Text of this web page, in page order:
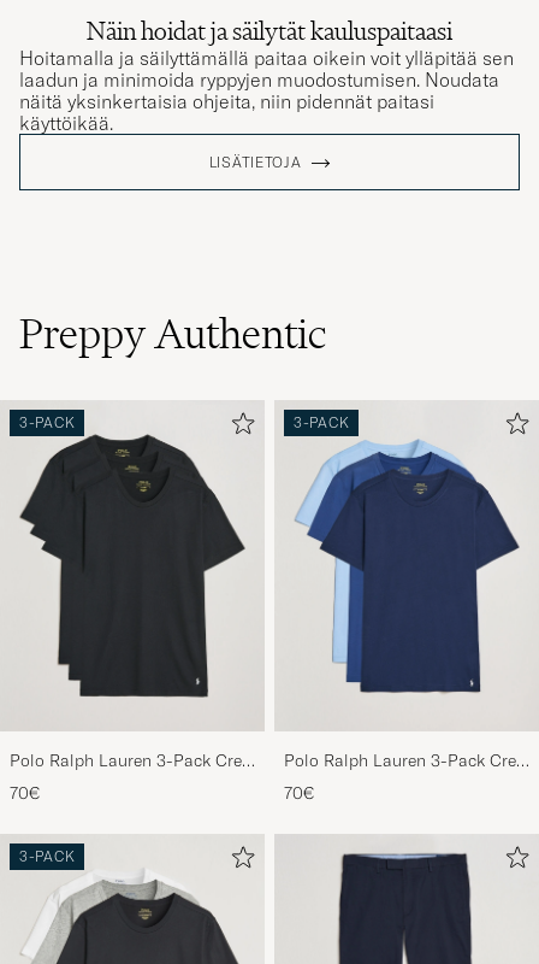
Näin hoidat ja säilytät kauluspaitaasi
Hoitamalla ja säilyttämällä paitaa oikein voit ylläpitää sen
laadun ja minimoida ryppyjen muodostumisen. Noudata
näitä yksinkertaisia ohjeita, niin pidennät paitasi
käyttöikää.
LISÄTIETOJA
Preppy Authentic
3-PACK
Polo Ralph Lauren 3-Pack Crew
Neck T-Shirt Black
70€
3-PACK
Polo Ralph Lauren 3-Pack Crew
Neck T-Shirt Navy/Light
Navy/Elite Blue
70€
3-PACK